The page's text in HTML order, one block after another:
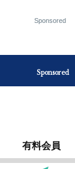
Sponsored
Sponsored
有料会員